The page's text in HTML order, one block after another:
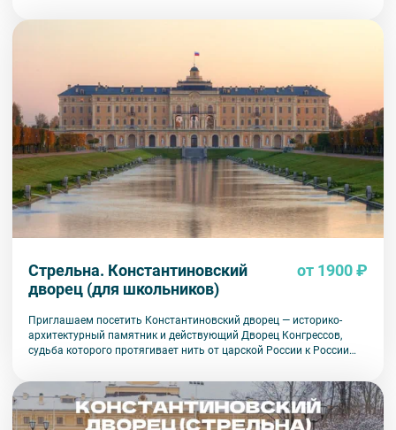
Стрельна. Константиновский
дворец (для школьников)
от 1900 ₽
Приглашаем посетить Константиновский дворец — историко-
архитектурный памятник и действующий Дворец Конгрессов,
судьба которого протягивает нить от царской России к России